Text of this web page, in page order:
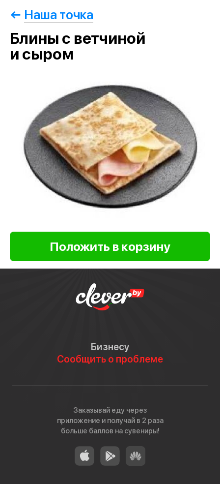
Наша точка
Блины с ветчиной
и сыром
Бизнесу
Сообщить о проблеме
Заказывай еду через
приложение и получай в 2 раза
больше баллов на сувениры!